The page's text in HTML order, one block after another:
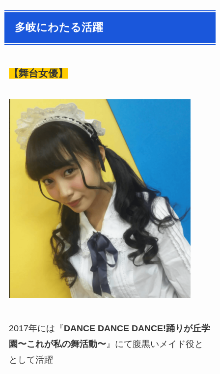
多岐にわたる活躍
【舞台女優】
2017年には『DANCE DANCE DANCE!踊りが丘学
園〜これが私の舞活動〜』にて腹黒いメイド役と
として活躍